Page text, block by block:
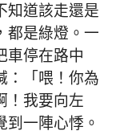
知道該走還是
都是綠燈。一
車停在路中
：「喂！你為
！我要向左
一陣心悸。